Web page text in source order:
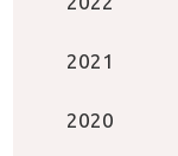
2021
2020